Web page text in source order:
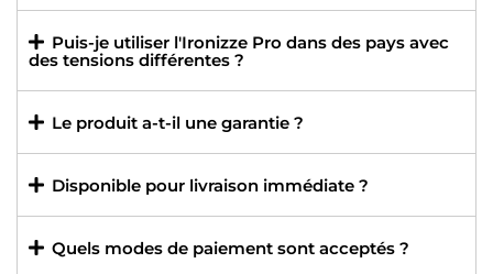
Puis-je utiliser l'Ironizze Pro dans des pays avec
des tensions différentes ?
Le produit a-t-il une garantie ?
Disponible pour livraison immédiate ?
Quels modes de paiement sont acceptés ?